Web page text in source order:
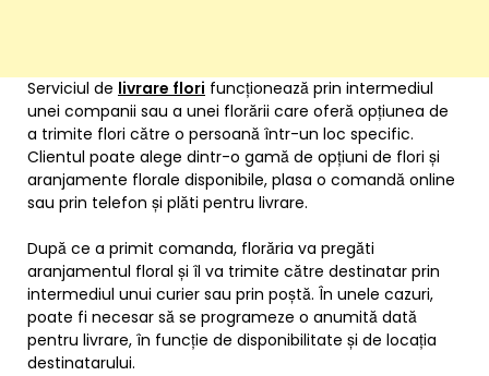
Serviciul de livrare flori funcționează prin intermediul
unei companii sau a unei florării care oferă opțiunea de
a trimite flori către o persoană într-un loc specific.
Clientul poate alege dintr-o gamă de opțiuni de flori și
aranjamente florale disponibile, plasa o comandă online
sau prin telefon și plăti pentru livrare.
După ce a primit comanda, florăria va pregăti
aranjamentul floral și îl va trimite către destinatar prin
intermediul unui curier sau prin poștă. În unele cazuri,
poate fi necesar să se programeze o anumită dată
pentru livrare, în funcție de disponibilitate și de locația
destinatarului.